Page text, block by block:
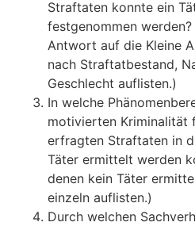
Straftaten konnte ein
festgenommen
Antwort auf die Kleine
nach Straftatbestand,
Geschlecht auflisten.)
In welche
motivierten Kriminalität
erfragten Straftaten in
Täter ermittelt werden
denen kein Täter
einzeln auflisten.)
Durch welchen